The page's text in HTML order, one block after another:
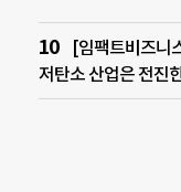
[임팩트비즈니
저탄소 산업은 전진